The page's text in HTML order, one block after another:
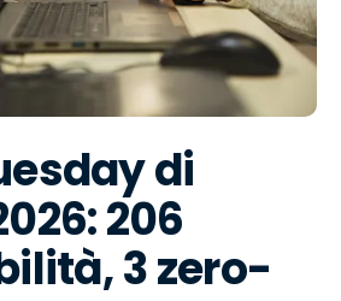
di
206
3 zero-